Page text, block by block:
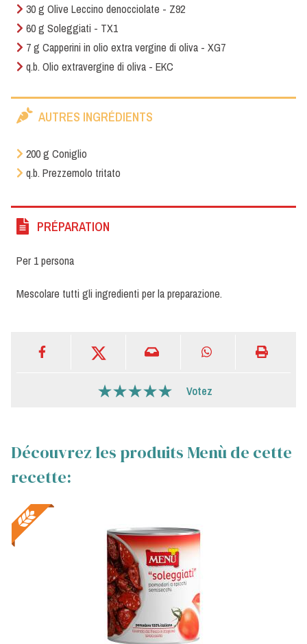
30 g Olive Leccino denocciolate - Z92
60 g Soleggiati - TX1
7 g Capperini in olio extra vergine di oliva - XG7
q.b. Olio extravergine di oliva - EKC
AUTRES INGRÉDIENTS
200 g Coniglio
q.b. Prezzemolo tritato
PRÉPARATION
Per 1 persona
Mescolare tutti gli ingredienti per la preparazione.
Votez
Découvrez les produits Menù de cette
recette: